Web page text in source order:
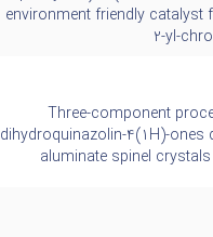
environment friendly catalyst
2-yl-
Three-component
dihydroquinazolin-4(1H)-ones
aluminate spinel